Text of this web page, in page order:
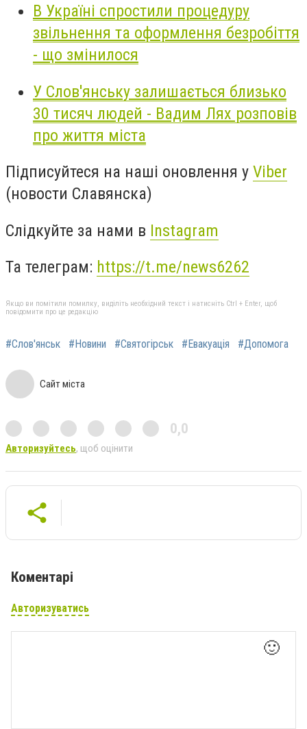
В Україні спростили процедуру
звільнення та оформлення безробіття
- що змінилося
У Слов'янську залишається близько
30 тисяч людей - Вадим Лях розповів
про життя міста
Підписуйтеся на наші оновлення у Viber
(новости Славянска)
Слідкуйте за нами в Instagram
Та телеграм: https://t.me/news6262
Якщо ви помітили помилку, виділіть необхідний текст і натисніть Ctrl + Enter, щоб
повідомити про це редакцію
#Слов'янськ #Новини #Святогірськ #Евакуація #Допомога
Сайт міста
0,0
Авторизуйтесь, щоб оцінити
Коментарі
Авторизуватись
🙂